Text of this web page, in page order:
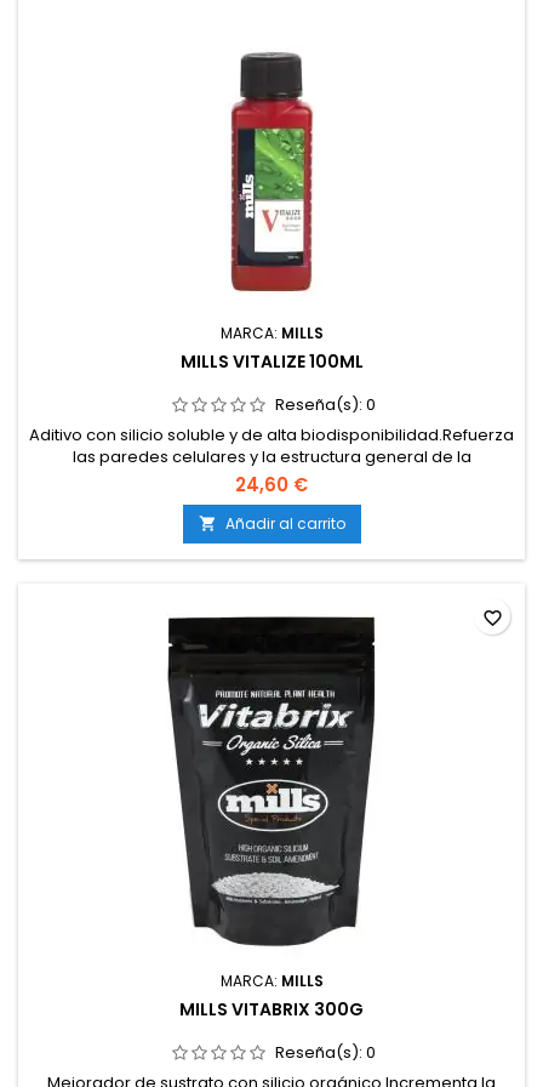
MARCA: MILLS
MILLS VITALIZE 100ML
Reseña(s): 0
Aditivo con silicio soluble y de alta biodisponibilidad.Refuerza
las paredes celulares y la estructura general de la
planta.Incrementa la resistencia frente a plagas,
enfermedades y estrés ambiental.Mejora la absorción y el
transporte de nutrientes.Estimula la actividad microbiana en
el medio de cultivo.Compatible con tierra, coco e...
24,60 €
 Añadir al carrito
MARCA: MILLS
MILLS VITABRIX 300G
Reseña(s): 0
favorite_border